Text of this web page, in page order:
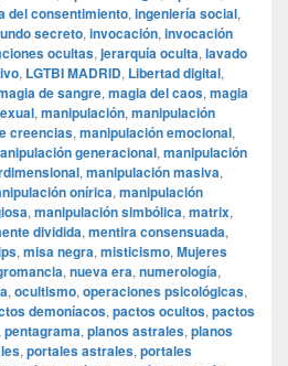
del consentimiento, ingeniería social,
secreto, invocación, invocación
ocultas, jerarquía oculta, lavado
, LGTBI MADRID, Libertad digital,
de sangre, magia del caos, magia
, manipulación, manipulación
creencias, manipulación emocional,
generacional, manipulación
, manipulación masiva,
onírica, manipulación
, manipulación simbólica, matrix,
dividida, mentira consensuada,
, misa negra, misticismo, Mujeres
, nueva era, numerología,
, ocultismo, operaciones psicológicas,
demoníacos, pactos ocultos, pactos
pentagrama, planos astrales, planos
, portales astrales, portales